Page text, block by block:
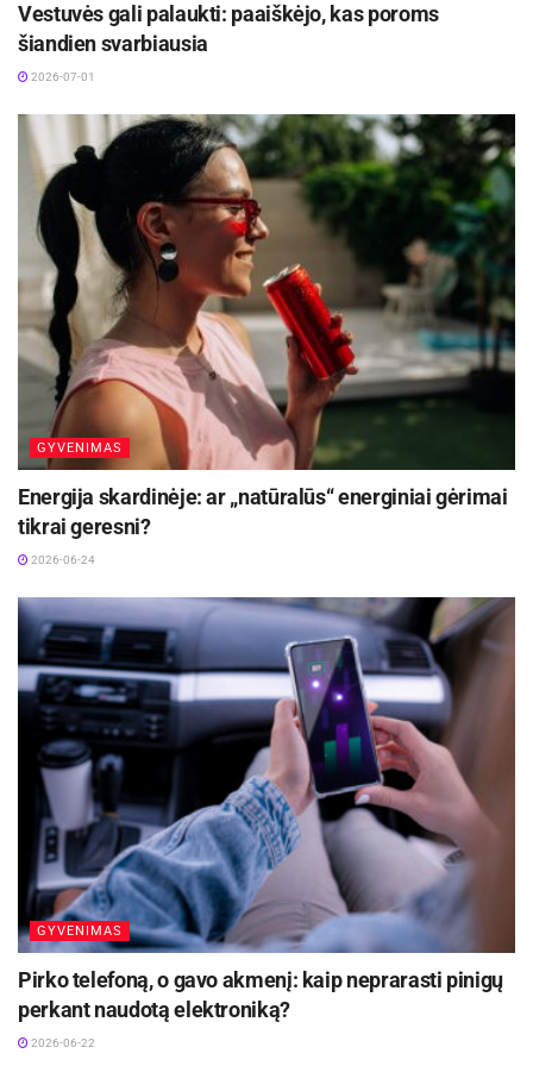
Vestuvės gali palaukti: paaiškėjo, kas poroms
šiandien svarbiausia
2026-07-01
GYVENIMAS
Energija skardinėje: ar „natūralūs“ energiniai gėrimai
tikrai geresni?
2026-06-24
GYVENIMAS
Pirko telefoną, o gavo akmenį: kaip neprarasti pinigų
perkant naudotą elektroniką?
2026-06-22